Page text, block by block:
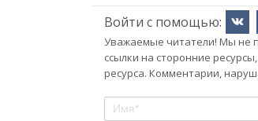
Войти с помощью:
Уважаемые читатели! Мы не
ссылки на сторонние
ресурса. Комментарии,